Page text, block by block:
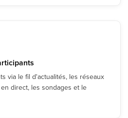
via le fil d'actualités, les réseaux
direct, les sondages et le